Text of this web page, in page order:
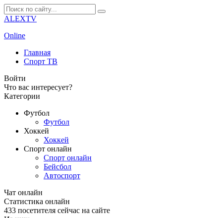
ALEXTV
Online
Главная
Спорт ТВ
Войти
Что вас интересует?
Категории
Футбол
Футбол
Хоккей
Хоккей
Спорт онлайн
Спорт онлайн
Бейсбол
Автоспорт
Чат онлайн
Cтатистика онлайн
433 посетителя сейчас на сайте